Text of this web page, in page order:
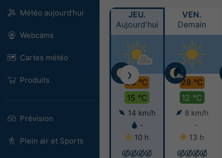
Météo aujourd'hui
Webcams
Cartes météo
Produits
Prévision
Plein air et Sports
JEU.
Aujourd'hui
28 °C
15 °C
14 km/h
-
10 h
VEN.
Demain
28 °C
12 °C
8 km/h
-
13 h
❯